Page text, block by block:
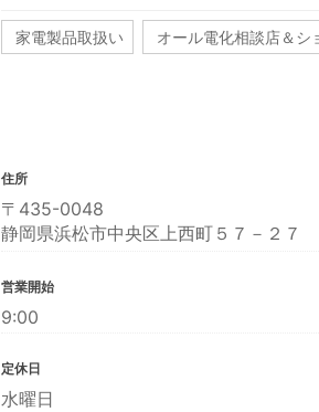
家電製品取扱い オール電化相談店＆シ
住所
〒435-0048
静岡県浜松市中央区上西町５７－２７
営業開始
9:00
定休日
水曜日